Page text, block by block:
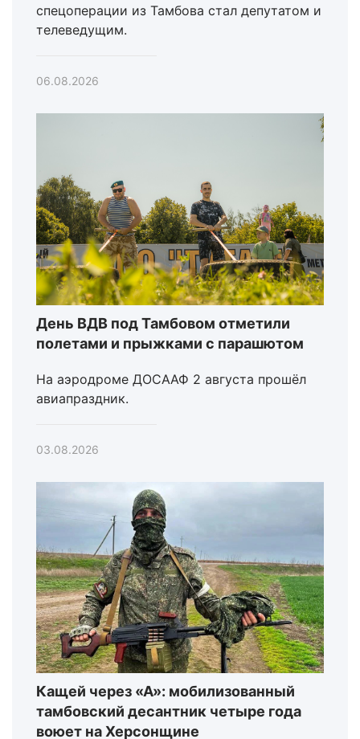
спецоперации из Тамбова стал депутатом и
телеведущим.
06.08.2026
День ВДВ под Тамбовом отметили
полетами и прыжками с парашютом
На аэродроме ДОСААФ 2 августа прошёл
авиапраздник.
03.08.2026
Кащей через «А»: мобилизованный
тамбовский десантник четыре года
воюет на Херсонщине